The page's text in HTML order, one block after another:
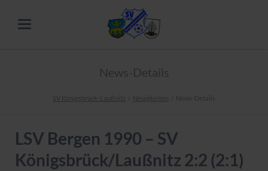
News-Details
SV Königsbrück-Laußnitz Neuigkeiten News-Details
LSV Bergen 1990 – SV
Königsbrück/Laußnitz 2:2 (2:1)